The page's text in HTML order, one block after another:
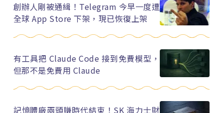
創辦人剛被通緝！Telegram 今早一度遭
全球 App Store 下架，現已恢復上架
有工具把 Claude Code 接到免費模型，
但那不是免費用 Claude
記憶體廠兩頭賺時代結束！SK 海力士財